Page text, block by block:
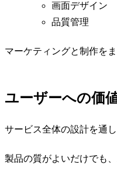
画面デザイン
品質管理
マーケティングと制作を
ユーザーへの価
サービス全体の設計を通
製品の質がよいだけでも